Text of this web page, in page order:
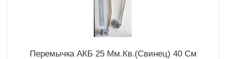
Перемычка АКБ 25 Мм.кв.(свинец) 40 См